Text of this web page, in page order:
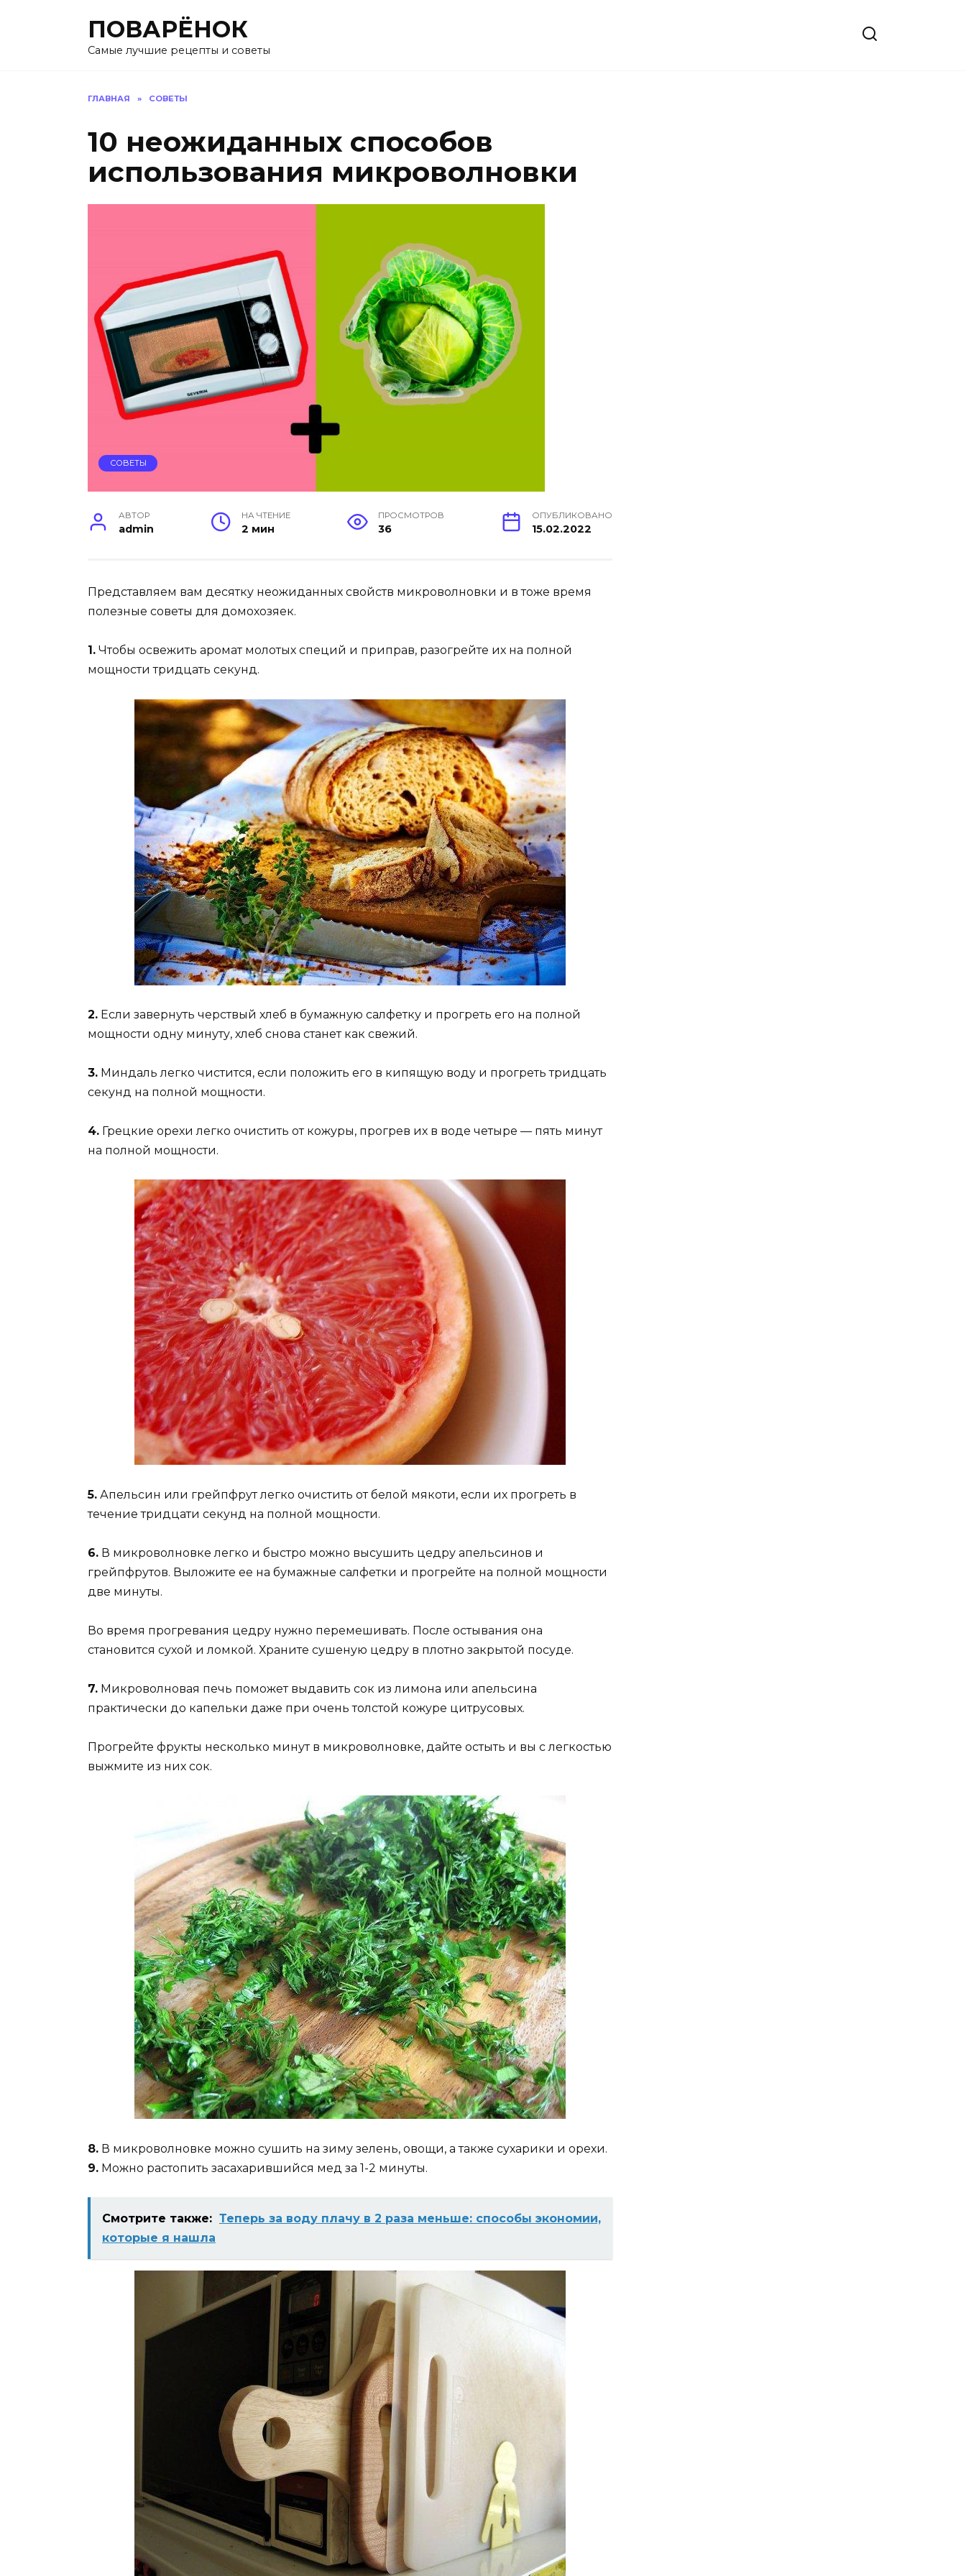
ПОВАРЁНОК
Самые лучшие рецепты и советы
ГЛАВНАЯ » СОВЕТЫ
10 неожиданных способов
использования микроволновки
СОВЕТЫ
АВТОР
admin
НА ЧТЕНИЕ
2 мин
ПРОСМОТРОВ
36
ОПУБЛИКОВАНО
15.02.2022
Представляем вам десятку неожиданных свойств микроволновки и в тоже время
полезные советы для домохозяек.
1. Чтобы освежить аромат молотых специй и приправ, разогрейте их на полной
мощности тридцать секунд.
2. Если завернуть черствый хлеб в бумажную салфетку и прогреть его на полной
мощности одну минуту, хлеб снова станет как свежий.
3. Миндаль легко чистится, если положить его в кипящую воду и прогреть тридцать
секунд на полной мощности.
4. Грецкие орехи легко очистить от кожуры, прогрев их в воде четыре — пять минут
на полной мощности.
5. Апельсин или грейпфрут легко очистить от белой мякоти, если их прогреть в
течение тридцати секунд на полной мощности.
6. В микроволновке легко и быстро можно высушить цедру апельсинов и
грейпфрутов. Выложите ее на бумажные салфетки и прогрейте на полной мощности
две минуты.
Во время прогревания цедру нужно перемешивать. После остывания она
становится сухой и ломкой. Храните сушеную цедру в плотно закрытой посуде.
7. Микроволновая печь поможет выдавить сок из лимона или апельсина
практически до капельки даже при очень толстой кожуре цитрусовых.
Прогрейте фрукты несколько минут в микроволновке, дайте остыть и вы с легкостью
выжмите из них сок.
8. В микроволновке можно сушить на зиму зелень, овощи, а также сухарики и орехи.
9. Можно растопить засахарившийся мед за 1-2 минуты.
Смотрите также: Теперь за воду плачу в 2 раза меньше: способы экономии,
которые я нашла